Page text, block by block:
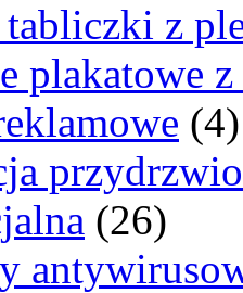
z
plakatowe
(4)
(26)